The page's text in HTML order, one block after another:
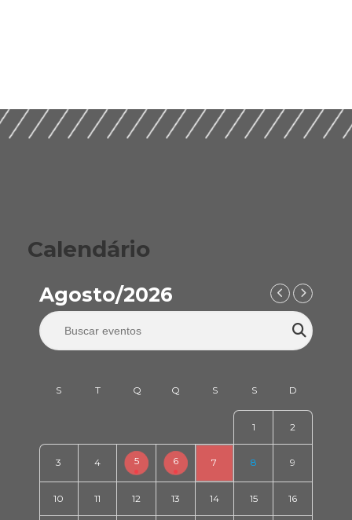
Calendário
Agosto/2026
1 2
3 4 5 6 7 8 9
10 11 12 13 14 15 16